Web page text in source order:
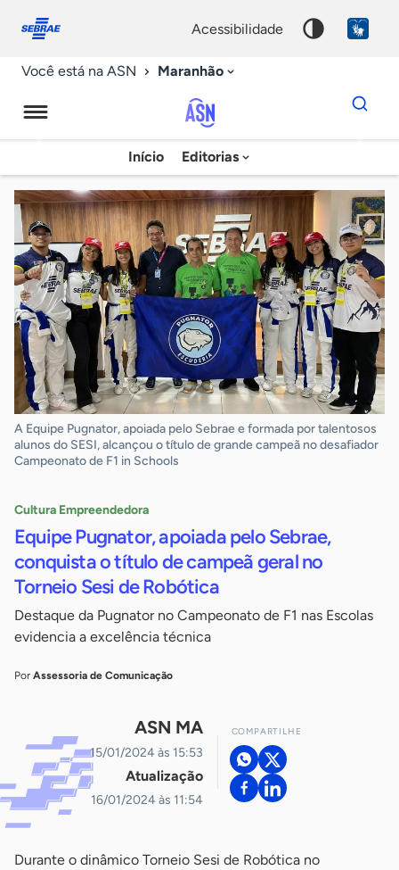
conosco
acessibilidade
Você está na ASN Maranhão
Agência
Sebrae
de
Notícias
Início Editorias
Dados
para
chave
A Equipe Pugnator, apoiada pelo Sebrae e formada por talentosos
alunos do SESI, alcançou o título de grande campeã no desafiador
Campeonato de F1 in Schools
Cultura Empreendedora
Equipe Pugnator, apoiada pelo Sebrae,
conquista o título de campeã geral no
Torneio Sesi de Robótica
Destaque da Pugnator no Campeonato de F1 nas Escolas
evidencia a excelência técnica
Por Assessoria de Comunicação
ASN MA
15/01/2024 às 15:53
Atualização
16/01/2024 às 11:54
COMPARTILHE
Durante o dinâmico Torneio Sesi de Robótica no